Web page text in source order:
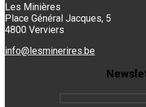
Les Minières
Place Général Jacques, 5
4800 Verviers
info@lesminerires.be